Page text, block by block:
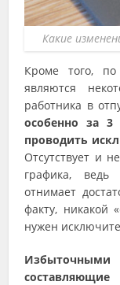
Какие
Кроме того,
являются
работника в
особенно за
проводить
Отсутствует и
графика, ведь
отнимает
факту, никакой
нужен